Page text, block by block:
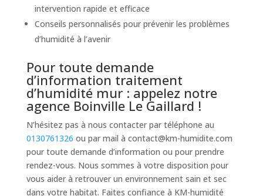
intervention rapide et efficace
Conseils personnalisés pour prévenir les problèmes
d’humidité à l’avenir
Pour toute demande
d’information traitement
d’humidité mur : appelez notre
agence Boinville Le Gaillard !
N’hésitez pas à nous contacter par téléphone au
0130761326 ou par mail à contact@km-humidite.com
pour toute demande d’information ou pour prendre
rendez-vous. Nous sommes à votre disposition pour
vous aider à retrouver un environnement sain et sec
dans votre habitat. Faites confiance à KM-humidité